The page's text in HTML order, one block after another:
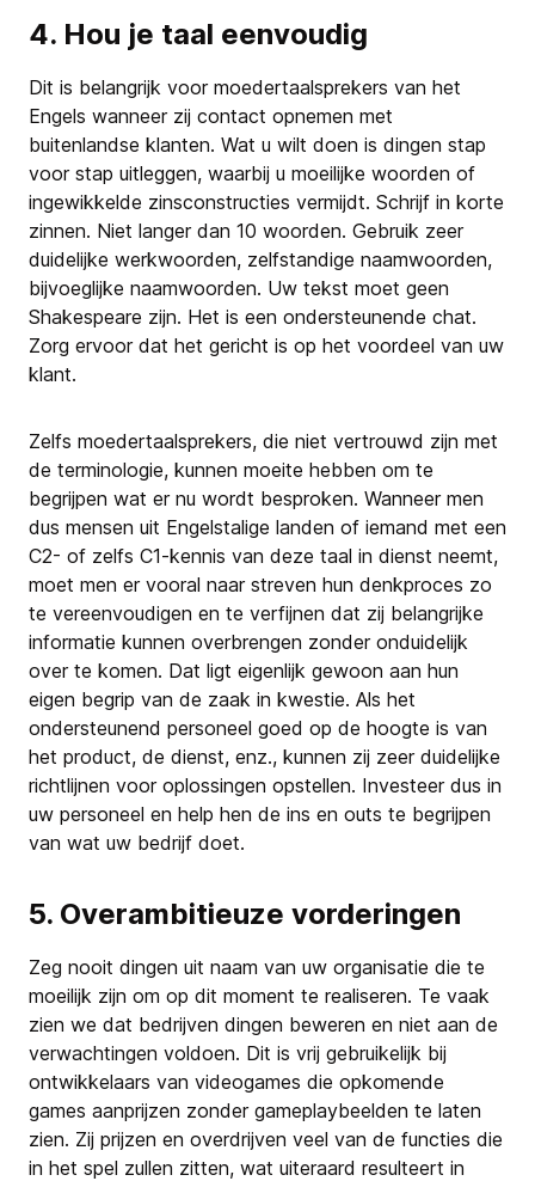
4. Hou je taal eenvoudig
Dit is belangrijk voor moedertaalsprekers van het
Engels wanneer zij contact opnemen met
buitenlandse klanten. Wat u wilt doen is dingen stap
voor stap uitleggen, waarbij u moeilijke woorden of
ingewikkelde zinsconstructies vermijdt. Schrijf in korte
zinnen. Niet langer dan 10 woorden. Gebruik zeer
duidelijke werkwoorden, zelfstandige naamwoorden,
bijvoeglijke naamwoorden. Uw tekst moet geen
Shakespeare zijn. Het is een ondersteunende chat.
Zorg ervoor dat het gericht is op het voordeel van uw
klant.
Zelfs moedertaalsprekers, die niet vertrouwd zijn met
de terminologie, kunnen moeite hebben om te
begrijpen wat er nu wordt besproken. Wanneer men
dus mensen uit Engelstalige landen of iemand met een
C2- of zelfs C1-kennis van deze taal in dienst neemt,
moet men er vooral naar streven hun denkproces zo
te vereenvoudigen en te verfijnen dat zij belangrijke
informatie kunnen overbrengen zonder onduidelijk
over te komen. Dat ligt eigenlijk gewoon aan hun
eigen begrip van de zaak in kwestie. Als het
ondersteunend personeel goed op de hoogte is van
het product, de dienst, enz., kunnen zij zeer duidelijke
richtlijnen voor oplossingen opstellen. Investeer dus in
uw personeel en help hen de ins en outs te begrijpen
van wat uw bedrijf doet.
5. Overambitieuze vorderingen
Zeg nooit dingen uit naam van uw organisatie die te
moeilijk zijn om op dit moment te realiseren. Te vaak
zien we dat bedrijven dingen beweren en niet aan de
verwachtingen voldoen. Dit is vrij gebruikelijk bij
ontwikkelaars van videogames die opkomende
games aanprijzen zonder gameplaybeelden te laten
zien. Zij prijzen en overdrijven veel van de functies die
in het spel zullen zitten, wat uiteraard resulteert in